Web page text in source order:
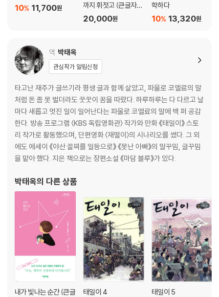
11,700원
10%
까지 휘젓고 (큰글자
책)
20,000원
학하다
13,320원
10%
역 박태옥
관심작가 알림신청
타고난 재주가 글쓰기라 평생 글과 함께 살았고, 파울로 코엘료의 말
처럼 돈 좀 못 벌더라도 꿋꿋이 꿈을 따랐다. 하루하루는 다 다르고 날
마다 새롭고 멋진 일이 일어난다는 파울로 코엘료의 말에 백 퍼 공감
한다. 방송 프로그램 〈KBS 독립영화관〉 작가와 만화 《태일이》 스토
리 작가로 활동했으며, 단편영화 〈재떨이〉의 시나리오를 썼다. 그 외
에도 에세이 《야산 꼴찌를 일등으로》 《못난 아빠》의 말꾸밈, 글꾸밈
을 맡아 했다. 지은 책으로는 장편소설 《마담 블루》가 있다.
박태옥의 다른 상품
내가 빛나는 순간 (큰글
태일이 4 태일이 5